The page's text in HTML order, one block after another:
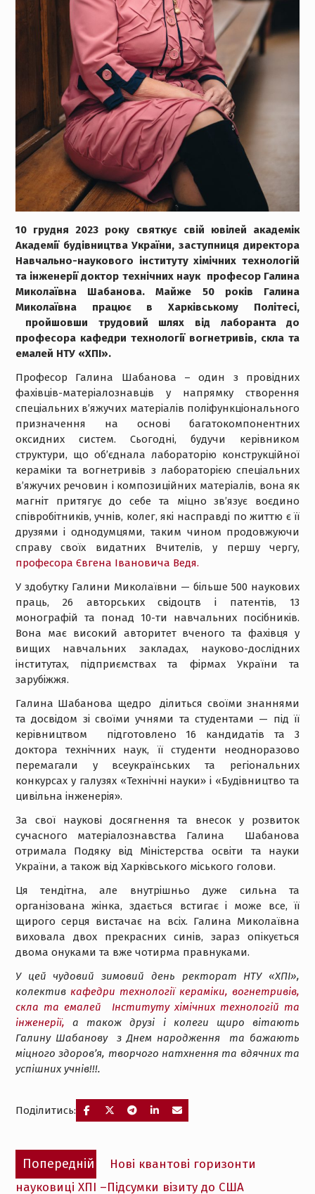
10 грудня 2023 року святкує свій ювілей академік
Академії будівництва України, заступниця директора
Навчально-наукового інституту хімічних технологій
та інженерії доктор технічних наук професор Галина
Миколаївна Шабанова. Майже 50 років Галина
Миколаївна працює в Харківському Політесі,
пройшовши трудовий шлях від лаборанта до
професора кафедри технології вогнетривів, скла та
емалей НТУ «ХПІ».
Професор Галина Шабанова – один з провідних
фахівців-матеріалознавців у напрямку створення
спеціальних в’яжучих матеріалів поліфункціонального
призначення на основі багатокомпонентних
оксидних систем. Сьогодні, будучи керівником
структури, що об’єднала лабораторію конструкційної
кераміки та вогнетривів з лабораторією спеціальних
в’яжучих речовин і композиційних матеріалів, вона як
магніт притягує до себе та міцно зв’язує воєдино
співробітників, учнів, колег, які насправді по життю є її
друзями і однодумцями, таким чином продовжуючи
справу своїх видатних Вчителів, у першу чергу,
професора Євгена Івановича Ведя.
У здобутку Галини Миколаївни — більше 500 наукових
праць, 26 авторських свідоцтв і патентів, 13
монографій та понад 10-ти навчальних посібників.
Вона має високий авторитет вченого та фахівця у
вищих навчальних закладах, науково-дослідних
інститутах, підприємствах та фірмах України та
зарубіжжя.
Галина Шабанова щедро ділиться своїми знаннями
та досвідом зі своїми учнями та студентами — під її
керівництвом підготовлено 16 кандидатів та 3
доктора технічних наук, її студенти неодноразово
перемагали у всеукраїнських та регіональних
конкурсах у галузях «Технічні науки» і «Будівництво та
цивільна інженерія».
За свої наукові досягнення та внесок у розвиток
сучасного матеріалознавства Галина Шабанова
отримала Подяку від Міністерства освіти та науки
України, а також від Харківського міського голови.
Ця тендітна, але внутрішньо дуже сильна та
організована жінка, здається встигає і може все, її
щирого серця вистачає на всіх. Галина Миколаївна
виховала двох прекрасних синів, зараз опікується
двома онуками та вже чотирма правнуками.
У цей чудовий зимовий день ректорат НТУ «ХПІ»,
колектив кафедри технології кераміки, вогнетривів,
скла та емалей
Інституту хімічних технологій та
інженерії, а також друзі і колеги щиро вітають
Галину Шабанову з Днем народження та бажають
міцного здоров’я, творчого натхнення та вдячних та
успішних учнів!!!.
Поділитись:
Навігація
записів
Попередній
Попередній
запис:
Нові квантові горизонти
науковиці ХПІ –Підсумки візиту до США